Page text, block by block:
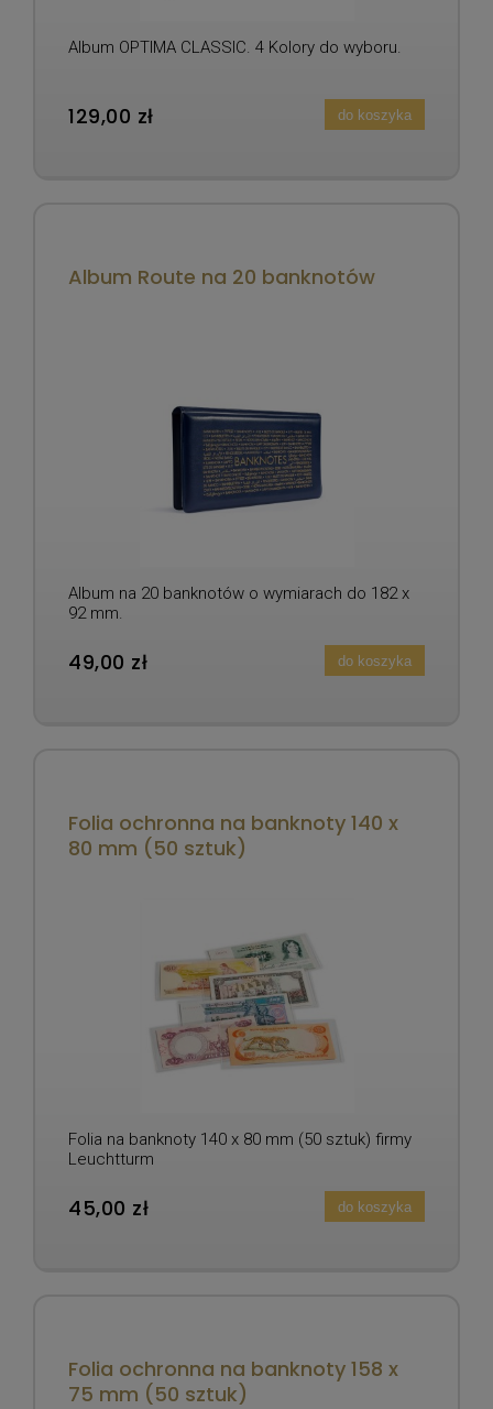
Album OPTIMA CLASSIC. 4 Kolory do wyboru.
129,00 zł do koszyka
Album Route na 20 banknotów
Album na 20 banknotów o wymiarach do 182 x
92 mm.
49,00 zł do koszyka
Folia ochronna na banknoty 140 x
80 mm (50 sztuk)
Folia na banknoty 140 x 80 mm (50 sztuk) firmy
Leuchtturm
45,00 zł do koszyka
Folia ochronna na banknoty 158 x
75 mm (50 sztuk)